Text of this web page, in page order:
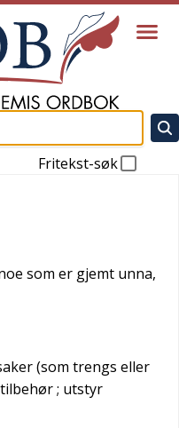
Fritekst-søk
som er gjemt unna,
(som trengs eller
; utstyr